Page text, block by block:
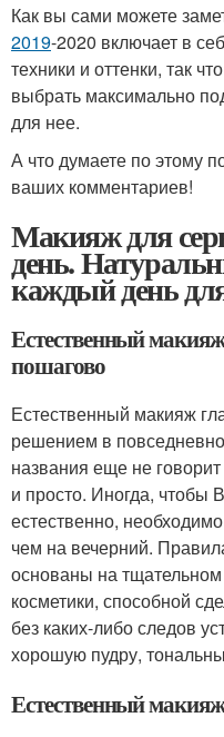
Как вы сами можете
2019-2020 включает в
техники и оттенки, так
выбрать максимально
для нее.
А что думаете по этому
ваших комментариев!
Макияж для
день.
каждый день
Естественный
пошагово
Естественный макияж
решением в
названия еще не
и просто. Иногда, чтобы
естественно,
чем на вечерний.
основаны на
косметики, способной
без каких-либо следов
хорошую пудру,
Естественный